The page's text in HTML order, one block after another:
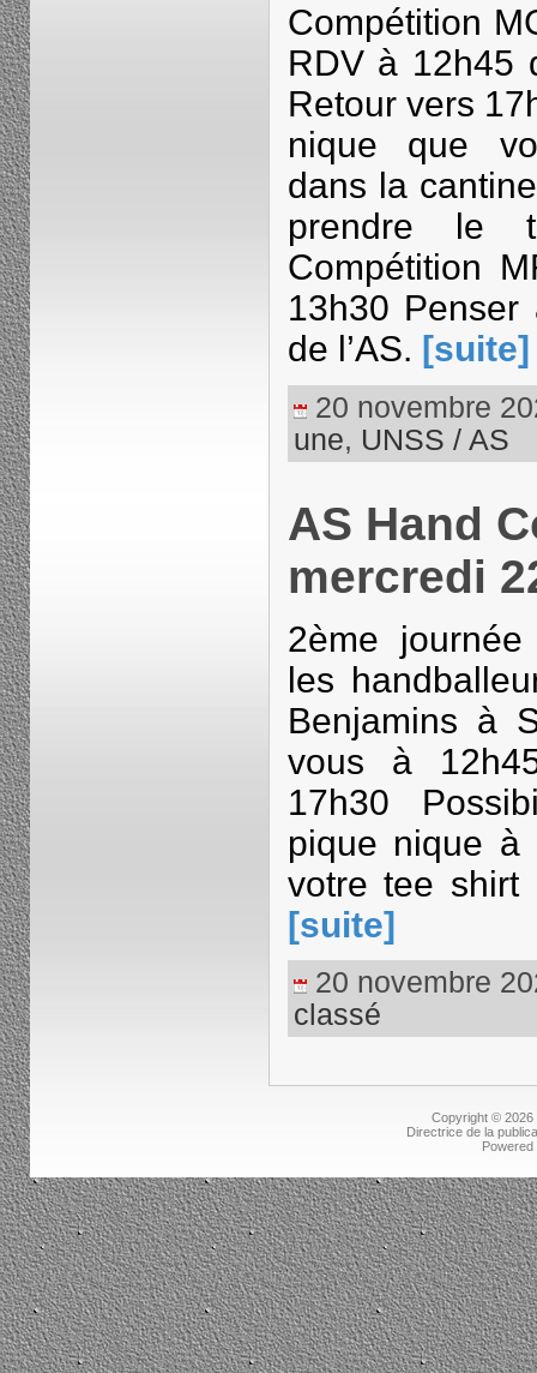
Compétition
RDV à 12h45
Retour vers
nique que
dans la
prendre le
Compétition
13h30
de l’AS. [suite]
20 novembre
une, UNSS / AS
AS Hand
mercredi
2ème
les
Benjamins à
vous à
17h30
pique nique à
votre tee shirt
[suite]
20 novembre
classé
Copyright © 2026
Directrice de la